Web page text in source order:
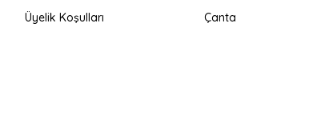
Üyelik Koşulları
Çanta